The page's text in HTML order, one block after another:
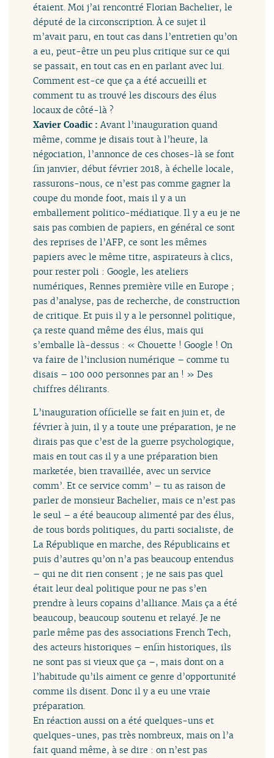
étaient. Moi j’ai rencontré Florian Bachelier, le
député de la circonscription. À ce sujet il
m’avait paru, en tout cas dans l’entretien qu’on
a eu, peut-être un peu plus critique sur ce qui
se passait, en tout cas en en parlant avec lui.
Comment est-ce que ça a été accueilli et
comment tu as trouvé les discours des élus
locaux de côté-là ?
Xavier Coadic :Avant l’inauguration quand
même, comme je disais tout à l’heure, la
négociation, l’annonce de ces choses-là se font
fin janvier, début février 2018, à échelle locale,
rassurons-nous, ce n’est pas comme gagner la
coupe du monde foot, mais il y a un
emballement politico-médiatique. Il y a eu je ne
sais pas combien de papiers, en général ce sont
des reprises de l’AFP, ce sont les mêmes
papiers avec le même titre, aspirateurs à clics,
pour rester poli : Google, les ateliers
numériques, Rennes première ville en Europe ;
pas d’analyse, pas de recherche, de construction
de critique. Et puis il y a le personnel politique,
ça reste quand même des élus, mais qui
s’emballe là-dessus : « Chouette ! Google ! On
va faire de l’inclusion numérique – comme tu
disais – 100 000 personnes par an ! » Des
chiffres délirants.
L’inauguration officielle se fait en juin et, de
février à juin, il y a toute une préparation, je ne
dirais pas que c’est de la guerre psychologique,
mais en tout cas il y a une préparation bien
marketée, bien travaillée, avec un service
comm’. Et ce service comm’ – tu as raison de
parler de monsieur Bachelier, mais ce n’est pas
le seul – a été beaucoup alimenté par des élus,
de tous bords politiques, du parti socialiste, de
La République en marche, des Républicains et
puis d’autres qu’on n’a pas beaucoup entendus
– qui ne dit rien consent ; je ne sais pas quel
était leur deal politique pour ne pas s’en
prendre à leurs copains d’alliance. Mais ça a été
beaucoup, beaucoup soutenu et relayé. Je ne
parle même pas des associations French Tech,
des acteurs historiques – enfin historiques, ils
ne sont pas si vieux que ça –, mais dont on a
l’habitude qu’ils aiment ce genre d’opportunité
comme ils disent. Donc il y a eu une vraie
préparation.
En réaction aussi on a été quelques-uns et
quelques-unes, pas très nombreux, mais on l’a
fait quand même, à se dire : on n’est pas